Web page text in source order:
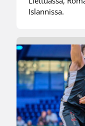
Islannissa.